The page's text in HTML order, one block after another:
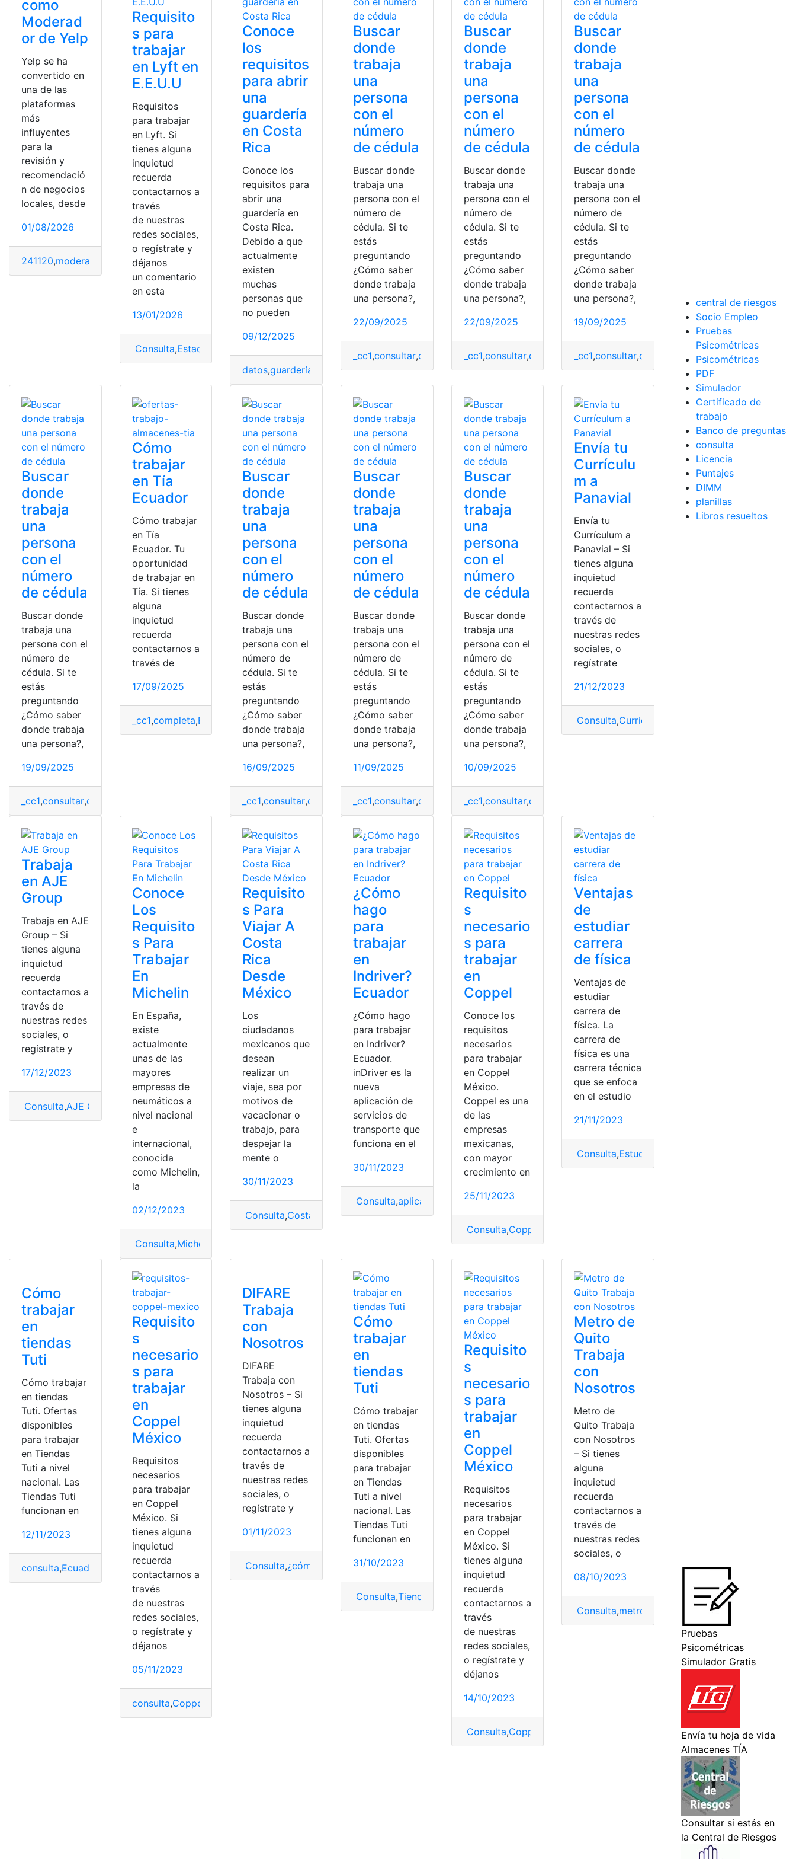
como
Moderad
or de Yelp
Yelp se ha
convertido en
una de las
plataformas
más
influyentes
para la
revisión y
recomendació
n de negocios
locales, desde
01/08/2026
241120,moderador trabajar,Yelp
Requisito
s para
trabajar
en Lyft en
E.E.U.U
Requisitos
para trabajar
en Lyft. Si
tienes alguna
inquietud
recuerda
contactarnos a
través
de nuestras
redes sociales,
o regístrate y
déjanos
un comentario
en esta
13/01/2026
Consulta,Estados Unidos
Conoce
los
requisitos
para abrir
una
guardería
en Costa
Rica
Conoce los
requisitos para
abrir una
guardería en
Costa Rica.
Debido a que
actualmente
existen
muchas
personas que
no pueden
09/12/2025
datos,guardería requisito,trabajar
Buscar
donde
trabaja
una
persona
con el
número
de cédula
Buscar donde
trabaja una
persona con el
número de
cédula. Si te
estás
preguntando
¿Cómo saber
donde trabaja
una persona?,
22/09/2025
_cc1,consultar,datos Ministerio de trabajo Plataforma,trabajar
Buscar
donde
trabaja
una
persona
con el
número
de cédula
Buscar donde
trabaja una
persona con el
número de
cédula. Si te
estás
preguntando
¿Cómo saber
donde trabaja
una persona?,
22/09/2025
_cc1,consultar,datos Ministerio de trabajo Plataforma,trabajar
Buscar
donde
trabaja
una
persona
con el
número
de cédula
Buscar donde
trabaja una
persona con el
número de
cédula. Si te
estás
preguntando
¿Cómo saber
donde trabaja
una persona?,
19/09/2025
_cc1,consultar,datos Ministerio de trabajo
Buscar
donde
trabaja
una
persona
con el
número
de cédula
Buscar donde
trabaja una
persona con el
número de
cédula. Si te
estás
preguntando
¿Cómo saber
donde trabaja
una persona?,
19/09/2025
_cc1,consultar,datos Plataforma,trabajar
Cómo
trabajar
en Tía
Ecuador
Cómo trabajar
en Tía
Ecuador. Tu
oportunidad
de trabajar en
Tía. Si tienes
alguna
inquietud
recuerda
contactarnos a
través de
17/09/2025
_cc1,completa,Ecuador guia,Tía, trabajar
Buscar
donde
trabaja
una
persona
con el
número
de cédula
Buscar donde
trabaja una
persona con el
número de
cédula. Si te
estás
preguntando
¿Cómo saber
donde trabaja
una persona?,
16/09/2025
_cc1,consultar,datos Ministerio de trabajo Plataforma,trabajar
Buscar
donde
trabaja
una
persona
con el
número
de cédula
Buscar donde
trabaja una
persona con el
número de
cédula. Si te
estás
preguntando
¿Cómo saber
donde trabaja
una persona?,
11/09/2025
_cc1,consultar,datos Ministerio de trabajo
Buscar
donde
trabaja
una
persona
con el
número
de cédula
Buscar donde
trabaja una
persona con el
número de
cédula. Si te
estás
preguntando
¿Cómo saber
donde trabaja
una persona?,
10/09/2025
_cc1,consultar,datos
Envía tu
Currículu
m a
Panavial
Envía tu
Currículum a
Panavial – Si
tienes alguna
inquietud
recuerda
contactarnos a
través de
nuestras redes
sociales, o
regístrate
21/12/2023
Consulta,Curriculum
Trabaja
en AJE
Group
Trabaja en AJE
Group – Si
tienes alguna
inquietud
recuerda
contactarnos a
través de
nuestras redes
sociales, o
regístrate y
17/12/2023
Consulta,AJE Group mercado,trabajar
Conoce
Los
Requisito
s Para
Trabajar
En
Michelin
En España,
existe
actualmente
unas de las
mayores
empresas de
neumáticos a
nivel nacional
e
internacional,
conocida
como Michelin,
la
02/12/2023
Consulta,Michelin
Requisito
s Para
Viajar A
Costa
Rica
Desde
México
Los
ciudadanos
mexicanos que
desean
realizar un
viaje, sea por
motivos de
vacacionar o
trabajo, para
despejar la
mente o
30/11/2023
Consulta,Costa Rica Requisitos,viajar
¿Cómo
hago
para
trabajar
en
Indriver?
Ecuador
¿Cómo hago
para trabajar
en Indriver?
Ecuador.
inDriver es la
nueva
aplicación de
servicios de
transporte que
funciona en el
30/11/2023
Consulta,aplicación inDrive, trabajar
Requisito
s
necesario
s para
trabajar
en
Coppel
Conoce los
requisitos
necesarios
para trabajar
en Coppel
México.
Coppel es una
de las
empresas
mexicanas,
con mayor
crecimiento en
25/11/2023
Consulta,Coppel
Ventajas
de
estudiar
carrera
de física
Ventajas de
estudiar
carrera de
física. La
carrera de
física es una
carrera técnica
que se enfoca
en el estudio
21/11/2023
Consulta,Estudiar
Cómo
trabajar
en
tiendas
Tuti
Cómo trabajar
en tiendas
Tuti. Ofertas
disponibles
para trabajar
en Tiendas
Tuti a nivel
nacional. Las
Tiendas Tuti
funcionan en
12/11/2023
consulta,Ecuador Tiendas TUTI tuti
Requisito
s
necesario
s para
trabajar
en
Coppel
México
Requisitos
necesarios
para trabajar
en Coppel
México. Si
tienes alguna
inquietud
recuerda
contactarnos a
través
de nuestras
redes sociales,
o regístrate y
déjanos
05/11/2023
consulta,Coppel
DIFARE
Trabaja
con
Nosotros
DIFARE
Trabaja con
Nosotros – Si
tienes alguna
inquietud
recuerda
contactarnos a
través de
nuestras redes
sociales, o
regístrate y
01/11/2023
Consulta,¿cómo lo hago? ,DIFARE
Cómo
trabajar
en
tiendas
Tuti
Cómo trabajar
en tiendas
Tuti. Ofertas
disponibles
para trabajar
en Tiendas
Tuti a nivel
nacional. Las
Tiendas Tuti
funcionan en
31/10/2023
Consulta,Tiendas TUTI trabajar , tuti
Requisito
s
necesario
s para
trabajar
en
Coppel
México
Requisitos
necesarios
para trabajar
en Coppel
México. Si
tienes alguna
inquietud
recuerda
contactarnos a
través
de nuestras
redes sociales,
o regístrate y
déjanos
14/10/2023
Consulta,Coppel
Metro de
Quito
Trabaja
con
Nosotros
Metro de
Quito Trabaja
con Nosotros
– Si tienes
alguna
inquietud
recuerda
contactarnos a
través de
nuestras redes
sociales, o
08/10/2023
Consulta,metro Metro de Quito,trabaja con
central de riesgos
Socio Empleo
Pruebas
Psicométricas
Psicométricas
PDF
Simulador
Certificado de
trabajo
Banco de preguntas
consulta
Licencia
Puntajes
DIMM
planillas
Libros resueltos